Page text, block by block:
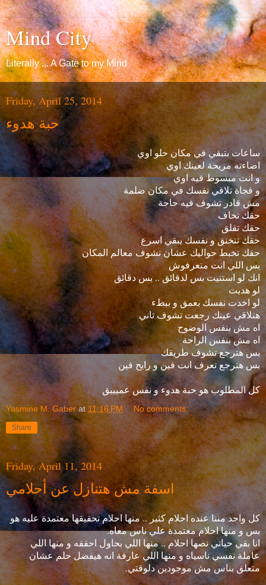
Mind City
Literally ... A Gate to my Mind
Friday, April 25, 2014
حبة هدوء
ساعات بتبقي في مكان حلو اوي
اضاءته مريحة لعينك اوي
و انت مبسوط فيه اوي
و فجاة تلاقي نفسك في مكان ضلمة
مش قادر تشوف فيه حاجة
حقك تخاف
حقك تقلق
حقك تتخنق و نفسك يبقي اسرع
حقك تخبط حواليك عشان تشوف معالم المكان
بس اللي انت متعرفوش
انك لو استنيت بس لدقائق .. بس دقائق
لو هديت
لو اخدت نفسك بعمق و ببطء
هتلاقي عينك رجعت تشوف تاني
اه مش بنفس الوضوح
اه مش بنفس الراحة
بس هترجع تشوف طريقك
بس هترجع تعرف انت فين و رايح فين
كل المطلوب هو حبة هدوء و نفس عميييق
Yasmine M. Gaber at11:16 PM No comments:
Share
Friday, April 11, 2014
اسفة مش هتنازل عن أحلامي
كل واحد مننا عنده احلام كثير .. منها احلام تحقيقها معتمدة عليه هو
بس و منها احلام معتمدة علي ناس معاه.
انا بقي حياتي نصها احلام .. منها اللي بحاول احققه و منها اللي
عاملة نفسي ناسياه و منها اللي عارفة انه هيفضل حلم عشان
متعلق بناس مش موجودين دلوقتي.